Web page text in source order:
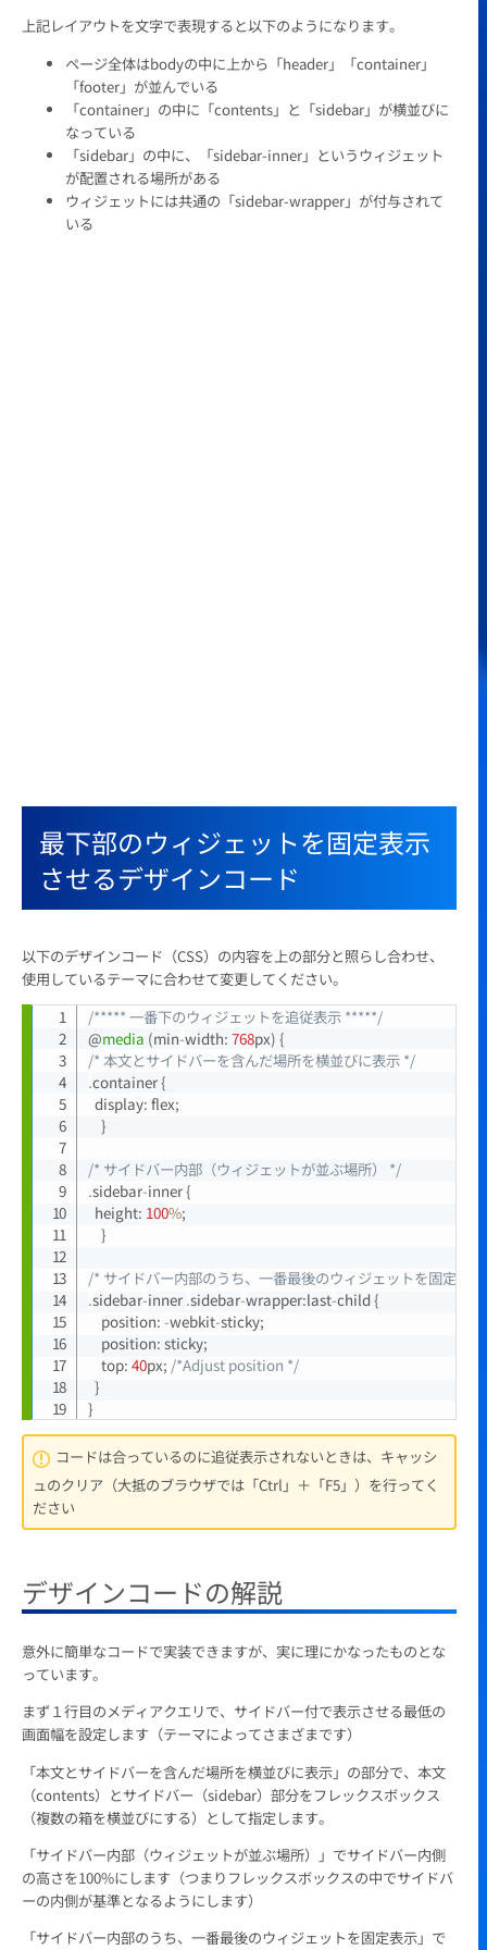
上記レイアウトを文字で表現すると以下のようになります。
ページ全体はbodyの中に上から「header」「container」
「footer」が並んでいる
「container」の中に「contents」と「sidebar」が横並びに
なっている
「sidebar」の中に、「sidebar-inner」というウィジェット
が配置される場所がある
ウィジェットには共通の「sidebar-wrapper」が付与されて
いる
最下部のウィジェットを固定表示
させるデザインコード
以下のデザインコード（CSS）の内容を上の部分と照らし合わせ、
使用しているテーマに合わせて変更してください。
/***** 一番下のウィジェットを追従表示 *****/
@media (min-width: 768px) {
/* 本文とサイドバーを含んだ場所を横並びに表示 */
.container {
  display
: flex;
}
/* サイドバー内部（ウィジェットが並ぶ場所） */
.sidebar-inner {
  height
: 100%;
}
/* サイドバー内部のうち、一番最後のウィジェットを固定表
.sidebar-inner .sidebar-wrapper:last-child {
	position
: -webkit-sticky;
	position
: sticky;
	top
: 40px; /*Adjust position */
}
}
コードは合っているのに追従表示されないときは、キャッシ
ュのクリア（大抵のブラウザでは「Ctrl」＋「F5」）を行ってく
ださい
デザインコードの解説
意外に簡単なコードで実装できますが、実に理にかなったものとな
っています。
まず１行目のメディアクエリで、サイドバー付で表示させる最低の
画面幅を設定します（テーマによってさまざまです）
「本文とサイドバーを含んだ場所を横並びに表示」の部分で、本文
（contents）とサイドバー（sidebar）部分をフレックスボックス
（複数の箱を横並びにする）として指定します。
「サイドバー内部（ウィジェットが並ぶ場所）」でサイドバー内側
の高さを100%にします（つまりフレックスボックスの中でサイドバ
ーの内側が基準となるようにします）
「サイドバー内部のうち、一番最後のウィジェットを固定表示」で